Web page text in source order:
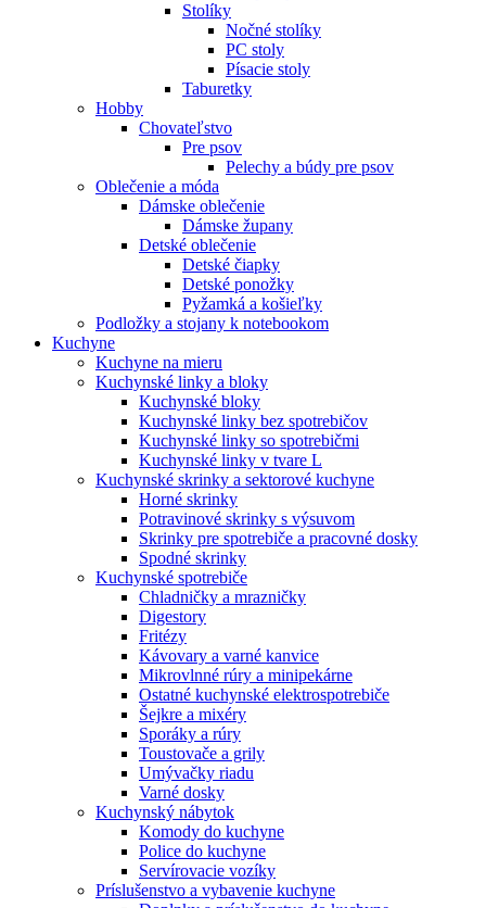
Stolíky
Nočné stolíky
PC stoly
Písacie stoly
Taburetky
Hobby
Chovateľstvo
Pre psov
Pelechy a búdy pre psov
Oblečenie a móda
Dámske oblečenie
Dámske župany
Detské oblečenie
Detské čiapky
Detské ponožky
Pyžamká a košieľky
Podložky a stojany k notebookom
Kuchyne
Kuchyne na mieru
Kuchynské linky a bloky
Kuchynské bloky
Kuchynské linky bez spotrebičov
Kuchynské linky so spotrebičmi
Kuchynské linky v tvare L
Kuchynské skrinky a sektorové kuchyne
Horné skrinky
Potravinové skrinky s výsuvom
Skrinky pre spotrebiče a pracovné dosky
Spodné skrinky
Kuchynské spotrebiče
Chladničky a mrazničky
Digestory
Fritézy
Kávovary a varné kanvice
Mikrovlnné rúry a minipekárne
Ostatné kuchynské elektrospotrebiče
Šejkre a mixéry
Sporáky a rúry
Toustovače a grily
Umývačky riadu
Varné dosky
Kuchynský nábytok
Komody do kuchyne
Police do kuchyne
Servírovacie vozíky
Príslušenstvo a vybavenie kuchyne